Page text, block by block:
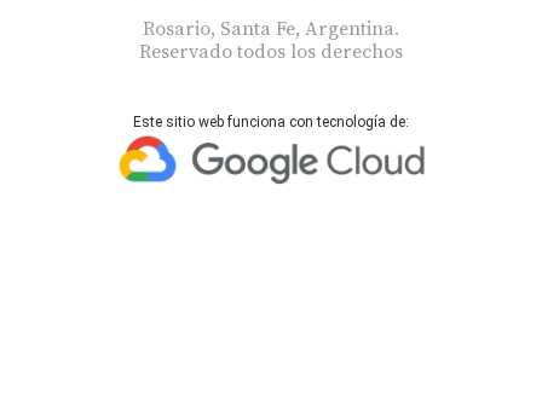
Rosario, Santa Fe, Argentina.
Reservado todos los derechos
Este sitio web funciona con tecnología de: